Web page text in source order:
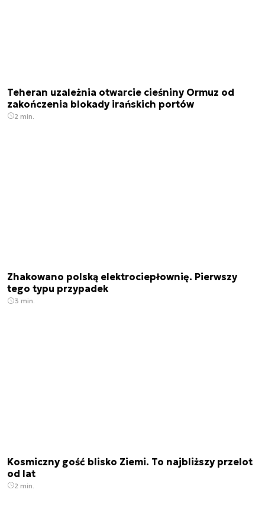
Teheran uzależnia otwarcie cieśniny Ormuz od
zakończenia blokady irańskich portów
2 min.
Zhakowano polską elektrociepłownię. Pierwszy
tego typu przypadek
3 min.
Kosmiczny gość blisko Ziemi. To najbliższy przelot
od lat
2 min.